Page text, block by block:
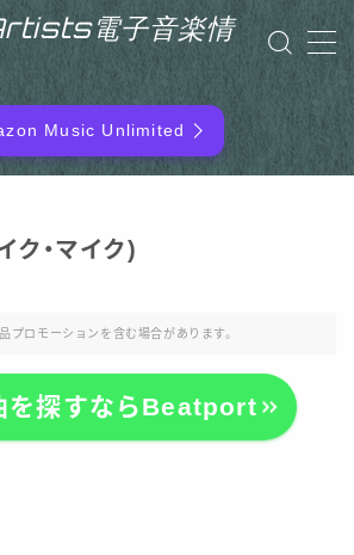
電子音楽情
Music Unlimited
・マイク)
プロモーションを含む場合があります。
を探すならBeatport